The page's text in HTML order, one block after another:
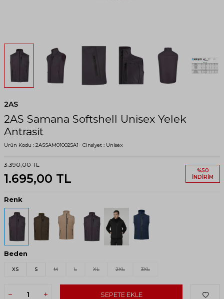
2AS
2AS Samana Softshell Unisex Yelek
Antrasit
Ürün Kodu : 2ASSAM010025A1 Cinsiyet : Unisex
3.390,00TL
1.695,00 TL
%50
İNDIRIM
Renk
Beden
XS S M L XL 2XL 3XL
SEPETE EKLE